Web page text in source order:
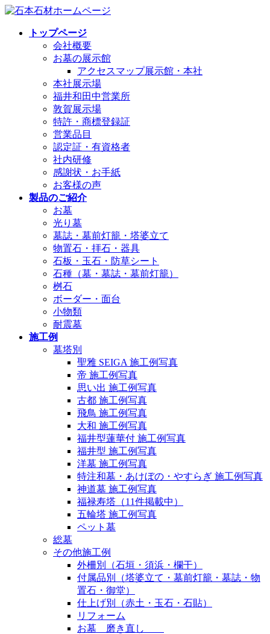
コ
ナ
トップページ
会社概要
お墓の展示館
アクセスマップ展示館・本社
本社展示場
福井和田中営業所
敦賀展示場
特許・商標登録証
営業品目
認定証・有資格者
社内研修
感謝状・お手紙
お客様の声
製品のご紹介
お墓
光り墓
墓誌・墓前灯籠・塔婆立て
物置石・拝石・器具
石板・玉石・防草シート
石種（墓・墓誌・墓前灯籠）
桝石
ボーダー・面台
小物類
耐震墓
施工例
墓塔別
聖雅 SEIGA 施工例写真
帝 施工例写真
思い出 施工例写真
古都 施工例写真
飛鳥 施工例写真
大和 施工例写真
福井型蓮華付 施工例写真
福井型 施工例写真
洋墓 施工例写真
特注和墓・あけぼの・やすらぎ 施工例写真
神道墓 施工例写真
福禄寿塔（11件掲載中）
五輪塔 施工例写真
ペット墓
総墓
その他施工例
外柵別（石垣・須浜・欄干）
付属品別（塔婆立て・墓前灯籠・墓誌・物
置石・御堂）
仕上げ別（赤土・玉石・石貼）
リフォーム
お墓 磨き直し